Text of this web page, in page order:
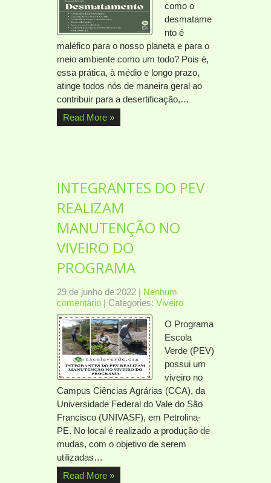
como o
desmatame
nto é
maléfico para o nosso planeta e para o
meio ambiente como um todo? Pois é,
essa prática, à médio e longo prazo,
atinge todos nós de maneira geral ao
contribuir para a desertificação,…
Read More »
INTEGRANTES DO PEV
REALIZAM
MANUTENÇÃO NO
VIVEIRO DO
PROGRAMA
29 de junho de 2022 | Nenhum
comentário | Categories: Viveiro
O Programa
Escola
Verde (PEV)
possui um
viveiro no
Campus Ciências Agrárias (CCA), da
Universidade Federal do Vale do São
Francisco (UNIVASF), em Petrolina-
PE. No local é realizado a produção de
mudas, com o objetivo de serem
utilizadas…
Read More »